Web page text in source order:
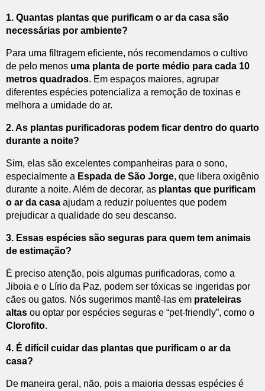
1. Quantas plantas que purificam o ar da casa são
necessárias por ambiente?
Para uma filtragem eficiente, nós recomendamos o cultivo
de pelo menos uma planta de porte médio para cada 10
metros quadrados. Em espaços maiores, agrupar
diferentes espécies potencializa a remoção de toxinas e
melhora a umidade do ar.
2. As plantas purificadoras podem ficar dentro do quarto
durante a noite?
Sim, elas são excelentes companheiras para o sono,
especialmente a Espada de São Jorge, que libera oxigênio
durante a noite. Além de decorar, as plantas que purificam
o ar da casa ajudam a reduzir poluentes que podem
prejudicar a qualidade do seu descanso.
3. Essas espécies são seguras para quem tem animais
de estimação?
É preciso atenção, pois algumas purificadoras, como a
Jiboia e o Lírio da Paz, podem ser tóxicas se ingeridas por
cães ou gatos. Nós sugerimos mantê-las em prateleiras
altas ou optar por espécies seguras e “pet-friendly”, como o
Clorofito.
4. É difícil cuidar das plantas que purificam o ar da
casa?
De maneira geral, não, pois a maioria dessas espécies é